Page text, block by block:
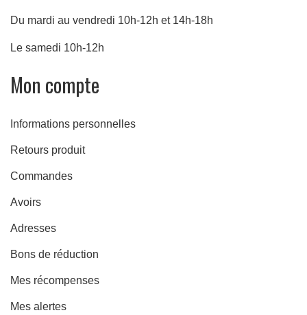
Du mardi au vendredi 10h-12h et 14h-18h
Le samedi 10h-12h
Mon compte
Informations personnelles
Retours produit
Commandes
Avoirs
Adresses
Bons de réduction
Mes récompenses
Mes alertes